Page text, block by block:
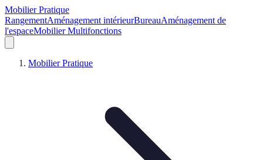
Mobilier Pratique
RangementAménagement intérieurBureauAménagement de
l'espaceMobilier Multifonctions
Mobilier Pratique